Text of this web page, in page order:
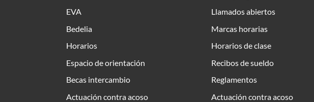
EVA
Bedelia
Horarios
Espacio de orientación
Becas intercambio
Actuación contra acoso
Llamados abiertos
Marcas horarias
Horarios de clase
Recibos de sueldo
Reglamentos
Actuación contra acoso